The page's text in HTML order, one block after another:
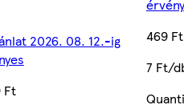
2026. 08. 12.-ig
Ft
469 Ft
7 Ft/